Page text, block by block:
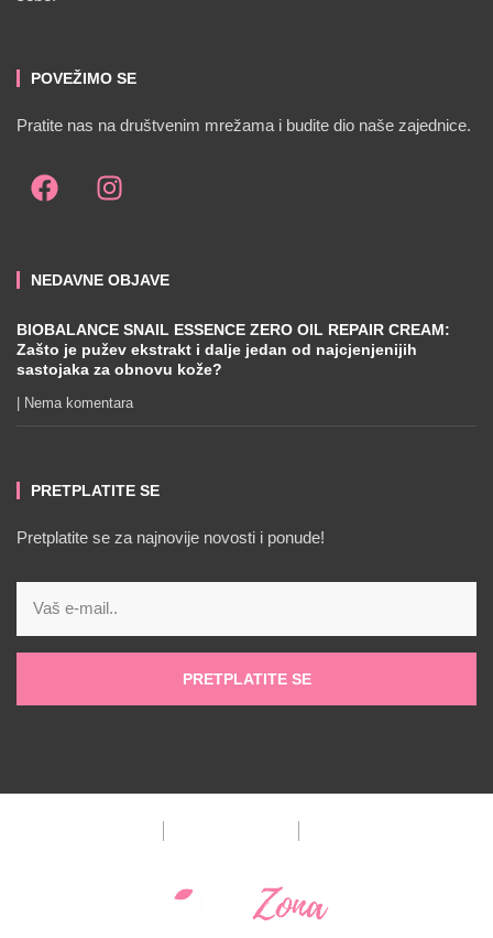
POVEŽIMO SE
Pratite nas na društvenim mrežama i budite dio naše zajednice.
NEDAVNE OBJAVE
BIOBALANCE SNAIL ESSENCE ZERO OIL REPAIR CREAM:
Zašto je pužev ekstrakt i dalje jedan od najcjenjenijih
sastojaka za obnovu kože?
Nema komentara
PRETPLATITE SE
Pretplatite se za najnovije novosti i ponude!
PRETPLATITE SE